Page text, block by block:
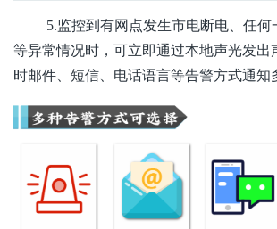
5.监控到有网点发生市电断电、任何
等异常情况时，可立即通过本地声光发出
时邮件、短信、电话语言等告警方式通知